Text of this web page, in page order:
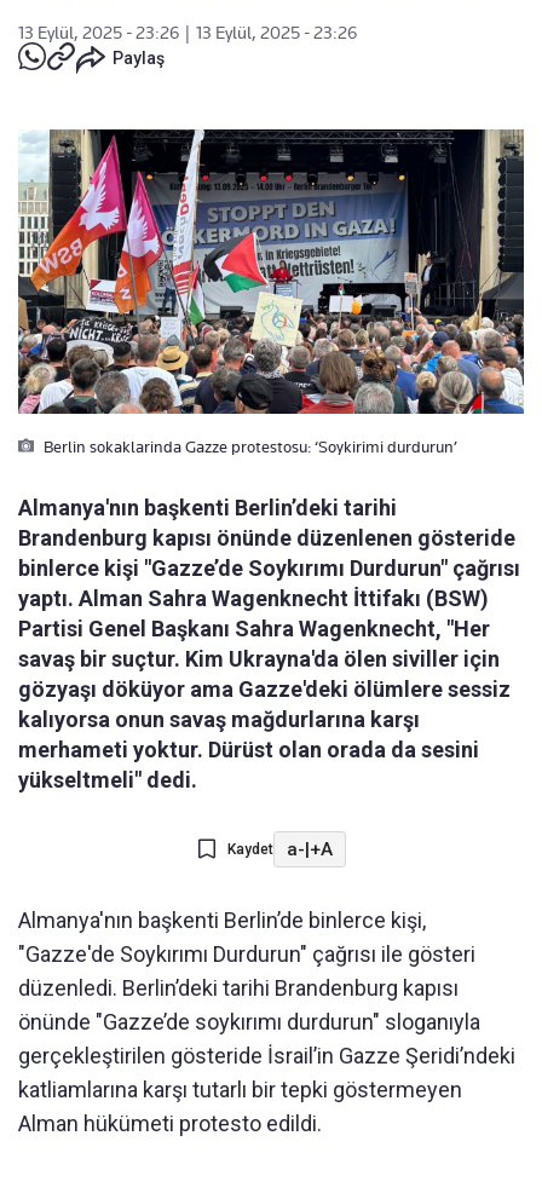
13 Eylül, 2025 - 23:26
13 Eylül, 2025 - 23:26
Paylaş
Berlin sokaklarinda Gazze protestosu: ‘Soykirimi durdurun’
Almanya'nın başkenti Berlin’deki tarihi
Brandenburg kapısı önünde düzenlenen gösteride
binlerce kişi "Gazze’de Soykırımı Durdurun" çağrısı
yaptı. Alman Sahra Wagenknecht İttifakı (BSW)
Partisi Genel Başkanı Sahra Wagenknecht, "Her
savaş bir suçtur. Kim Ukrayna'da ölen siviller için
gözyaşı döküyor ama Gazze'deki ölümlere sessiz
kalıyorsa onun savaş mağdurlarına karşı
merhameti yoktur. Dürüst olan orada da sesini
yükseltmeli" dedi.
Kaydet a-|+A
Almanya'nın başkenti Berlin’de binlerce kişi,
"Gazze'de Soykırımı Durdurun" çağrısı ile gösteri
düzenledi. Berlin’deki tarihi Brandenburg kapısı
önünde "Gazze’de soykırımı durdurun" sloganıyla
gerçekleştirilen gösteride İsrail’in Gazze Şeridi’ndeki
katliamlarına karşı tutarlı bir tepki göstermeyen
Alman hükümeti protesto edildi.